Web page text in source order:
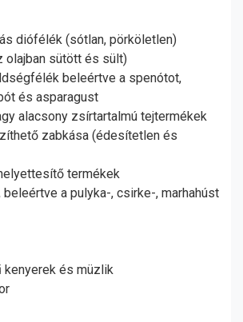
diófélék (sótlan, pörköletlen)
sütött és sült)
beleértve a spenótot,
és asparagust
alacsony zsírtartalmú tejtermékek
zabkása (édesítetlen és
termékek
a pulyka-, csirke-, marhahúst
és müzlik